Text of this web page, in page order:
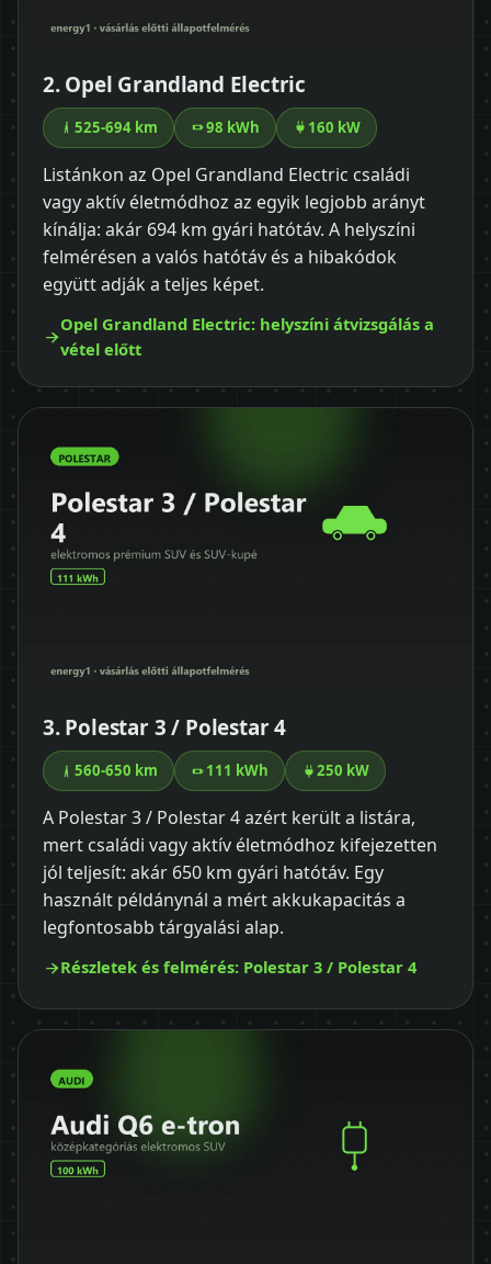
2. Opel Grandland Electric
525-694 km 98 kWh 160 kW
Listánkon az Opel Grandland Electric családi
vagy aktív életmódhoz az egyik legjobb arányt
kínálja: akár 694 km gyári hatótáv. A helyszíni
felmérésen a valós hatótáv és a hibakódok
együtt adják a teljes képet.
Opel Grandland Electric: helyszíni átvizsgálás a
vétel előtt
3. Polestar 3 / Polestar 4
560-650 km 111 kWh 250 kW
A Polestar 3 / Polestar 4 azért került a listára,
mert családi vagy aktív életmódhoz kifejezetten
jól teljesít: akár 650 km gyári hatótáv. Egy
használt példánynál a mért akkukapacitás a
legfontosabb tárgyalási alap.
Részletek és felmérés: Polestar 3 / Polestar 4